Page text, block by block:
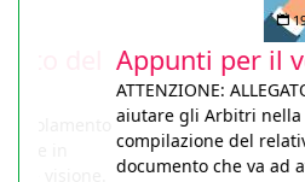
19 Aprile
Appunti per il
ATTENZIONE: ALLEGATO
aiutare gli Arbitri nella
compilazione del relativo